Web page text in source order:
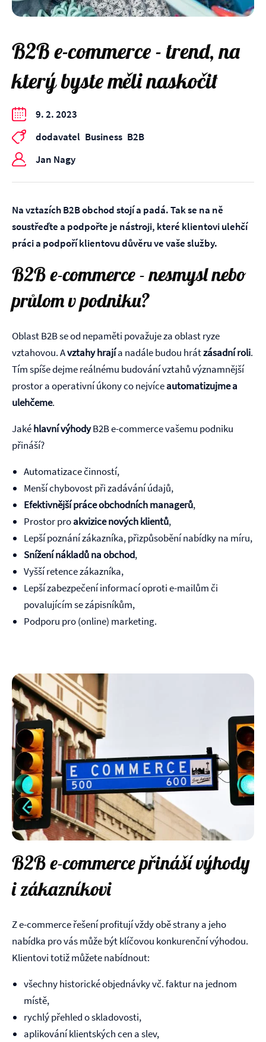
B2B e-commerce - trend, na
který byste měli naskočit
9. 2. 2023
dodavatel Business B2B
Jan Nagy
Na vztazích B2B obchod stojí a padá. Tak se na ně
soustřeďte a podpořte je nástroji, které klientovi ulehčí
práci a podpoří klientovu důvěru ve vaše služby.
B2B e-commerce - nesmysl nebo
průlom v podniku?
Oblast B2B se od nepaměti považuje za oblast ryze
vztahovou. Avztahyhrajía nadále budou hrátzásadní roli.
Tím spíše dejme reálnému budování vztahů významnější
prostor a operativní úkony co nejvíceautomatizujme a
ulehčeme.
Jakéhlavní výhodyB2B e-commerce vašemu podniku
přináší?
Automatizace činností,
Menší chybovost při zadávání údajů,
Efektivnější práce obchodních managerů,
Prostor proakvizice nových klientů,
Lepší poznání zákazníka, přizpůsobění nabídky na míru,
Snížení nákladů na obchod,
Vyšší retence zákazníka,
Lepší zabezpečení informací oproti e-mailům či
povalujícím se zápisníkům,
Podporu pro (online) marketing.
B2B e-commerce přináší výhody
i zákazníkovi
Z e-commerce řešení profitují vždy obě strany a jeho
nabídka pro vás může být klíčovou konkurenční výhodou.
Klientovi totiž můžete nabídnout:
všechny historické objednávky vč. faktur na jednom
místě,
rychlý přehled o skladovosti,
aplikování klientských cen a slev,